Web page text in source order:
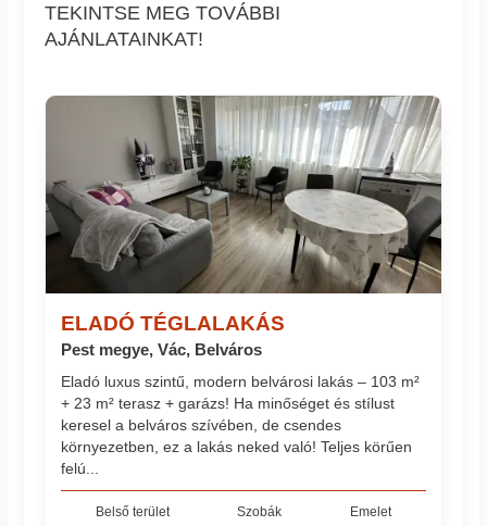
TEKINTSE MEG TOVÁBBI
AJÁNLATAINKAT!
ELADÓ TÉGLALAKÁS
Pest megye, Vác, Belváros
Eladó luxus szintű, modern belvárosi lakás – 103 m²
+ 23 m² terasz + garázs! Ha minőséget és stílust
keresel a belváros szívében, de csendes
környezetben, ez a lakás neked való! Teljes körűen
felú...
Belső terület Szobák Emelet